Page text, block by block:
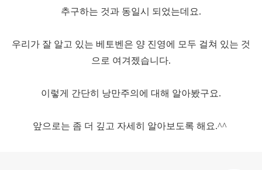
추구하는 것과 동일시 되었는데요.
우리가 잘 알고 있는 베토벤은 양 진영에 모두 걸쳐 있는 것
으로 여겨젰습니다.
이렇게 간단히 낭만주의에 대해 알아봤구요.
앞으로는 좀 더 깊고 자세히 알아보도록 해요.^^